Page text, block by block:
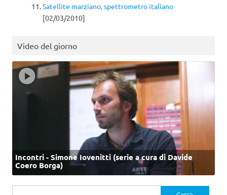
Satellite marziano, spettrometro italiano
[02/03/2010]
Video del giorno
Incontri - Simone Iovenitti (serie a cura di Davide
Coero Borga)